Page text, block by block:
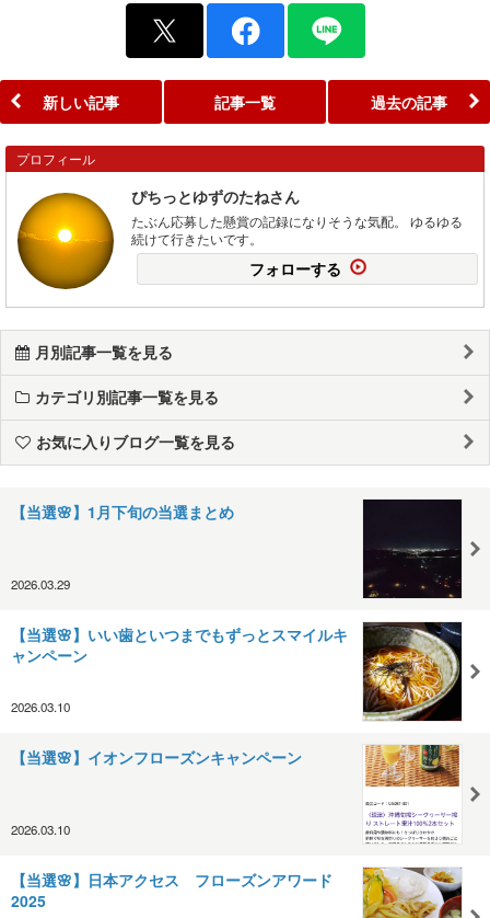
新しい記事 記事一覧 過去の記事
プロフィール
ぴちっとゆずのたねさん
たぶん応募した懸賞の記録になりそうな気配。 ゆるゆる
続けて行きたいです。
フォローする
月別記事一覧を見る
カテゴリ別記事一覧を見る
お気に入りブログ一覧を見る
【当選🌸】1月下旬の当選まとめ
2026.03.29
【当選🌸】いい歯といつまでもずっとスマイルキ
ャンペーン
2026.03.10
【当選🌸】イオンフローズンキャンペーン
2026.03.10
【当選🌸】日本アクセス フローズンアワード
2025